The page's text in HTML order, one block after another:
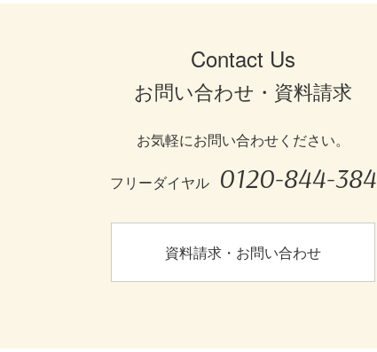
Contact Us
お問い合わせ・資料請求
お気軽にお問い合わせください。
フリーダイヤル 0120-844-384
資料請求・お問い合わせ